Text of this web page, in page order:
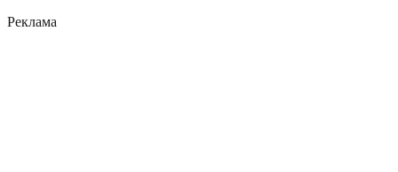
Реклама